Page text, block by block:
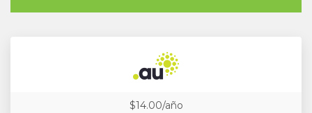
$14.00/año